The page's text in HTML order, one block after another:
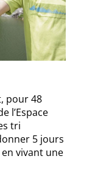
pour 48
l’Espace
tri
5 jours
vivant une